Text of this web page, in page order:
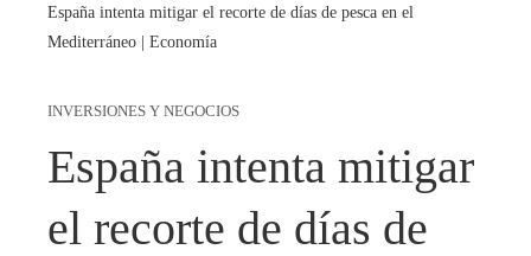
España intenta mitigar el recorte de días de pesca en el
Mediterráneo | Economía
INVERSIONES Y NEGOCIOS
España intenta mitigar
el recorte de días de